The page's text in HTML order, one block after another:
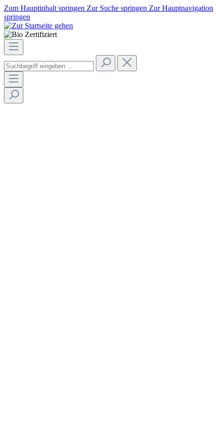
Zum Hauptinhalt springen Zur Suche springen Zur Hauptnavigation
springen